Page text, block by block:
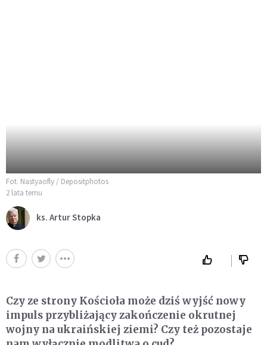
Fot. Nastyaofly / Depositphotos
2 lata temu
ks. Artur Stopka
Czy ze strony Kościoła może dziś wyjść nowy
impuls przybliżający zakończenie okrutnej
wojny na ukraińskiej ziemi? Czy też pozostaje